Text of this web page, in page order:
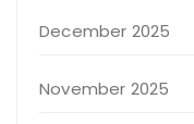
December 2025
November 2025